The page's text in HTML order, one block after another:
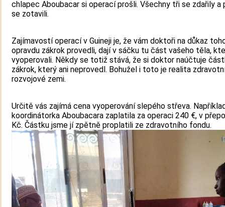
chlapec Aboubacar si operací prošli. Všechny tři se zdařily a
se zotavili.
Zajímavostí operací v Guineji je, že vám doktoři na důkaz
opravdu zákrok provedli, dají v sáčku tu část vašeho těla,
vyoperovali. Někdy se totiž stává, že si doktor naúčtuje
zákrok, který ani neprovedl. Bohužel i toto je realita
rozvojové zemi.
Určitě vás zajímá cena vyoperování slepého střeva.
koordinátorka Aboubacara zaplatila za operaci 240 €, v
Kč. Částku jsme jí zpětně proplatili ze zdravotního fondu.